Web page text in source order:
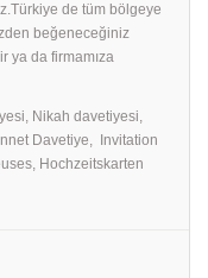
de tüm bölgeye
beğeneceğiniz
ya da firmamıza
Nikah davetiyesi,
Davetiye, Invitation
Hochzeitskarten